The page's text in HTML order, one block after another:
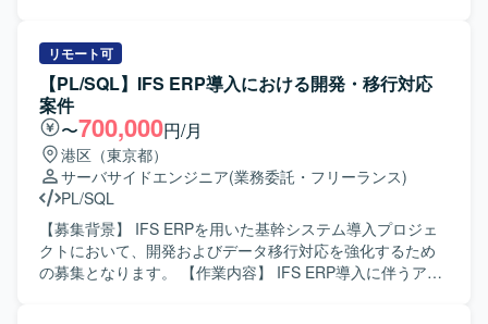
ンプレミスからクラウドへの移行プロジェクトにおいて、
計画策定から設計、実行まで一連の工程に携わることがで
きるため、インフラ移行に関する知見や設計力を総合的に
高められる環境です。既存システムの分析から新環境の構
築までを通して経験できるため、今後のクラウド移行案件
におけるリードエンジニアとしてのキャリア形成にもつな
げていただけます。 【開発環境】 オンプレミス環境から
AWS基盤への移行を前提としたサーバー環境および関連シ
ステム群を対象とし、WindowsServerやクラウド間通信を
考慮したネットワーク構成、セキュリティ要件などを踏ま
えた設計・検証を行っていただきます。
などを統合する基幹システムに対して、詳細設計から製
造、単体・結合テストまで一貫してご対応いただきます。
移行枠では、データ移行設計および実装、移行計画に基づ
いた移行検証や不具合修正などを担当していただきます。
【求める人物像】 ERP導入プロジェクトにおいて、関係者
と連携しながら自律的にタスクを推進できる方を求めてお
ります。課題発生時に原因を整理し、周囲と相談しつつ解
決策を提案・実行できる協調性とコミュニケーション力の
ある方が望ましいです。 【ポジションの魅力】 大規模な基
幹システム導入プロジェクトに参画することで、IFS ERPを
はじめとしたERP導入のノウハウや、会計・人事・生産管
リモート可
【PL/SQL】IFS ERP導入における開発・移行対応
案件
〜700,000円/月
港区（東京都）
サーバサイドエンジニア(業務委託・フリーランス)
PL/SQL
【募集背景】 IFS ERPを用いた基幹システム導入プロジェ
クトにおいて、開発およびデータ移行対応を強化するため
の募集となります。 【作業内容】 IFS ERP導入に伴うアド